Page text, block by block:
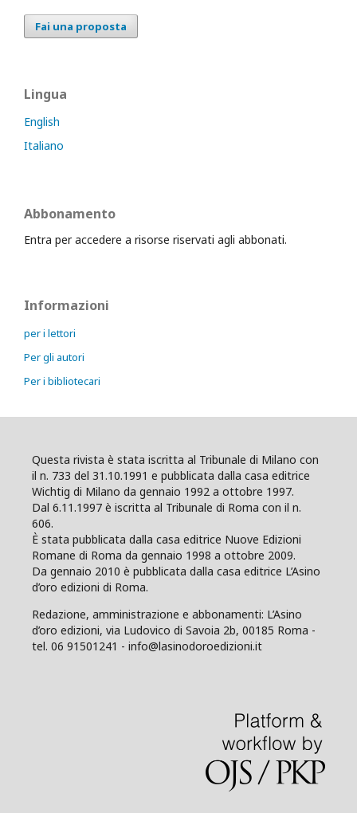
Fai una proposta
Lingua
English
Italiano
Abbonamento
Entra per accedere a risorse riservati agli abbonati.
Informazioni
per i lettori
Per gli autori
Per i bibliotecari
Questa rivista è stata iscritta al Tribunale di Milano con
il n. 733 del 31.10.1991 e pubblicata dalla casa editrice
Wichtig di Milano da gennaio 1992 a ottobre 1997.
Dal 6.11.1997 è iscritta al Tribunale di Roma con il n.
606.
È stata pubblicata dalla casa editrice Nuove Edizioni
Romane di Roma da gennaio 1998 a ottobre 2009.
Da gennaio 2010 è pubblicata dalla casa editrice L’Asino
d’oro edizioni di Roma.
Redazione, amministrazione e abbonamenti: L’Asino
d’oro edizioni, via Ludovico di Savoia 2b, 00185 Roma -
tel. 06 91501241 - info@lasinodoroedizioni.it